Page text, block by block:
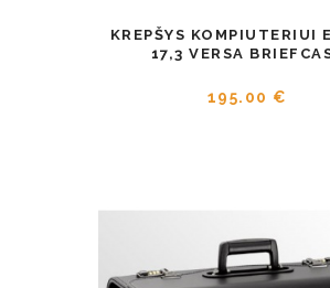
KREPŠYS KOMPIUTERIUI
17,3 VERSA
195.00 €